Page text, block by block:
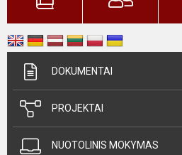
DOKUMENTAI
PROJEKTAI
NUOTOLINIS MOKYMAS